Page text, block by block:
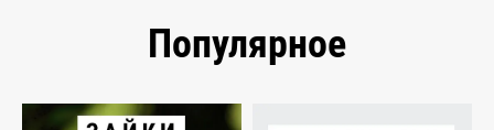
Популярное